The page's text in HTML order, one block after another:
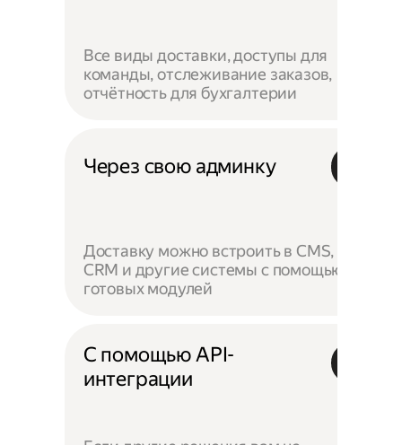
Все виды доставки, доступы для
команды, отслеживание заказов,
отчётность для бухгалтерии
Через свою админку
Доставку можно встроить в CMS,
CRM и другие системы с помощью
готовых модулей
С помощью API-
интеграции